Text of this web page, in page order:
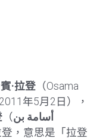
·拉登 （Osama
年5月2日），
（أسامة بن
登，意思是「拉登